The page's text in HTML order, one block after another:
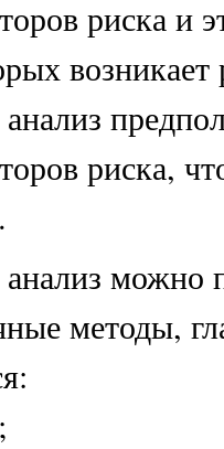
риска и
возникает
риска,
можно
методы,